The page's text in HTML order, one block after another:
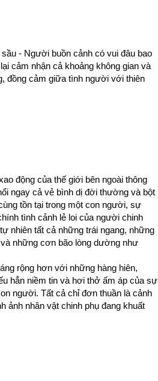
- Người buồn cảnh có vui đâu bao
cảm nhận cả khoảng không gian và
đồng cảm giữa tình người với thiên
động của thế giới bên ngoài thông
ngay cả vẻ bình dị đời thường và bột
tồn tại trong một con người, sự
tình cảnh lẻ loi của người chinh
nhiên tất cả những trái ngang, những
những cơn bão lòng dường như
rộng hơn với những hàng hiên,
hẳn niềm tin và hơi thở ấm áp của sự
người. Tất cả chỉ đơn thuần là cảnh
ảnh nhân vật chinh phụ đang khuất